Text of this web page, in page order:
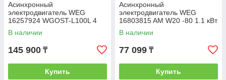
Асинхронный
электродвигатель WEG
16257924 WGOST-L100L 4
кВт 4P B3T 220/380 В 50 Гц
В наличии
145 900 ₸
Купить
Асинхронный
электродвигатель WEG
16803815 AM W20 -80 1.1 кВт
2P B3T 220-460 В 50 Гц
В наличии
77 099 ₸
Купить